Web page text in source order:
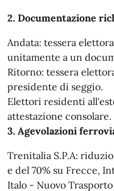
2. Documentazione
Andata: tessera
unitamente a un
Ritorno: tessera
presidente di seggio.
Elettori residenti
attestazione consolare.
3. Agevolazioni
Trenitalia S.P.A:
e del 70% su Frecce,
Italo - Nuovo